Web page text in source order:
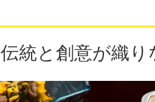
伝統と創意が織り